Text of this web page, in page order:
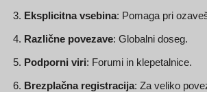
Eksplicitna vsebina: Pomaga pri
Različne povezave: Globalni doseg.
Podporni viri: Forumi in klepetalnice.
Brezplačna registracija: Za veliko